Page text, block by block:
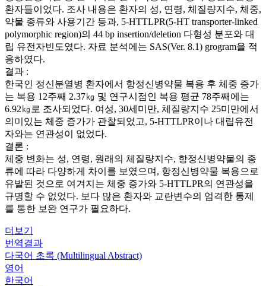
환자들이었다. 조사 내용은 환자의 성, 연령, 체질량지수, 체중,
약물 종류와 사용기간 등과, 5-HTTLPR(5-HT transporter-linked
polymorphic region)의 44 bp insertion/deletion 다형성 분포와 대
립 유전자빈도였다. 자료 분석에는 SAS(Ver. 8.1) grogram을 적
용하였다.
결과 :
한국인 정신분열병 환자에서 항정신병약물 복용 후 체중 증가
는 복용 12주째 2.37㎏ 및 연구시점인 복용 평균 78주째에는
6.92㎏로 조사되었다. 여성, 30세미만, 체질량지수 25미만에서
의미있는 체중 증가가 관찰되었고, 5-HTTLPR이나 대립유전
자와는 연관성이 없었다.
결론 :
체중 변화는 성, 연령, 원래의 체질량지수, 항정신병약물의 종
류에 따라 다양하게 차이를 보였으며, 항정신병약물 복용으로
유발된 것으로 여겨지는 체중 증가와 5-HTTLPR의 연관성을
규명할 수 없었다. 보다 많은 환자와 교란변수의 엄격한 통제
를 통한 보완 연구가 필요하다.
더보기
번역결과
다국어 초록 (Multilingual Abstract)
영어
한국어